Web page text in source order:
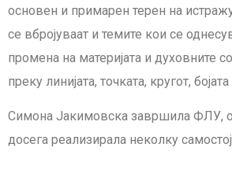
основен и примарен терен на
се вбројуваат и темите кои се
промена на материјата и духовните
преку линијата, точката, кругот,
Симона Јакимовска завршила ФЛУ,
досега реализирала неколку